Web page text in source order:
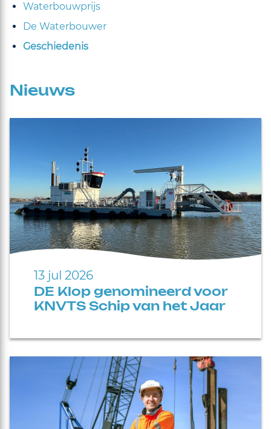
Waterbouwprijs
De Waterbouwer
Geschiedenis
Nieuws
13 jul 2026
DE Klop genomineerd voor
KNVTS Schip van het Jaar